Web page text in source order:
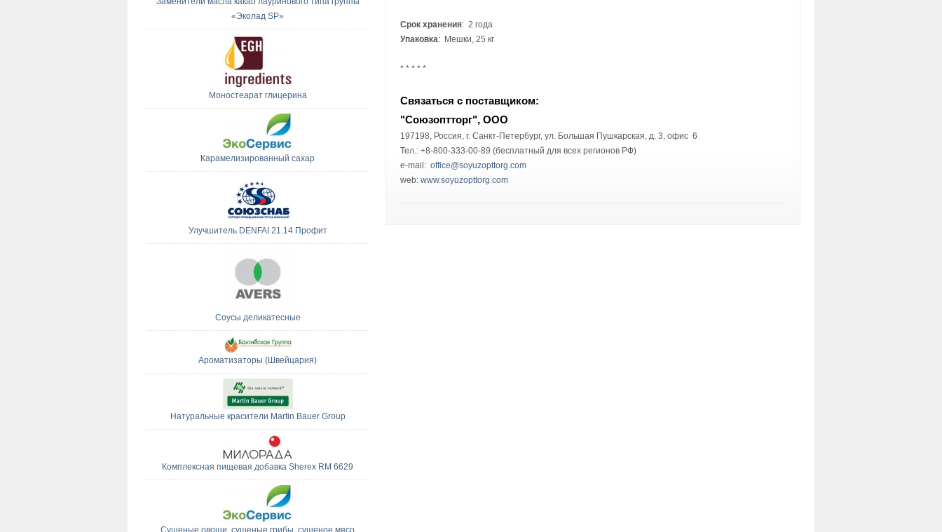
Срок хранения: 2 года
Упаковка: Мешки, 25 кг
* * * * *
Связаться с поставщиком:
"Союзоптторг", ООО
197198, Россия, г. Санкт-Петербург, ул. Большая Пушкарская, д. 3, офис 6
Тел.: +8-800-333-00-89 (бесплатный для всех регионов РФ)
e-mail: office@soyuzopttorg.com
web: www.soyuzopttorg.com
«Эколад SP»
Моностеарат глицерина
Карамелизированный сахар
Улучшитель DENFAI 21.14 Профит
Соусы деликатесные
Ароматизаторы (Швейцария)
Натуральные красители Martin Bauer Group
Комплексная пищевая добавка Sherex RM 6629
Сушеные овощи, сушеные грибы, сушеное мясо